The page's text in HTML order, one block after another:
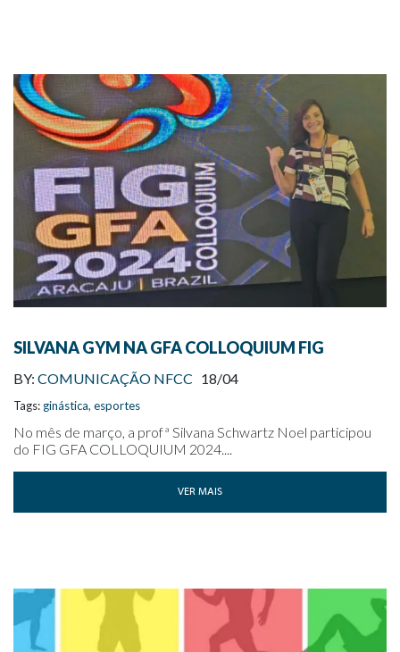
SILVANA GYM NA GFA COLLOQUIUM FIG
BY: COMUNICAÇÃO NFCC 18/04
Tags: ginástica, esportes
No mês de março, a profª Silvana Schwartz Noel participou
do FIG GFA COLLOQUIUM 2024....
VER MAIS